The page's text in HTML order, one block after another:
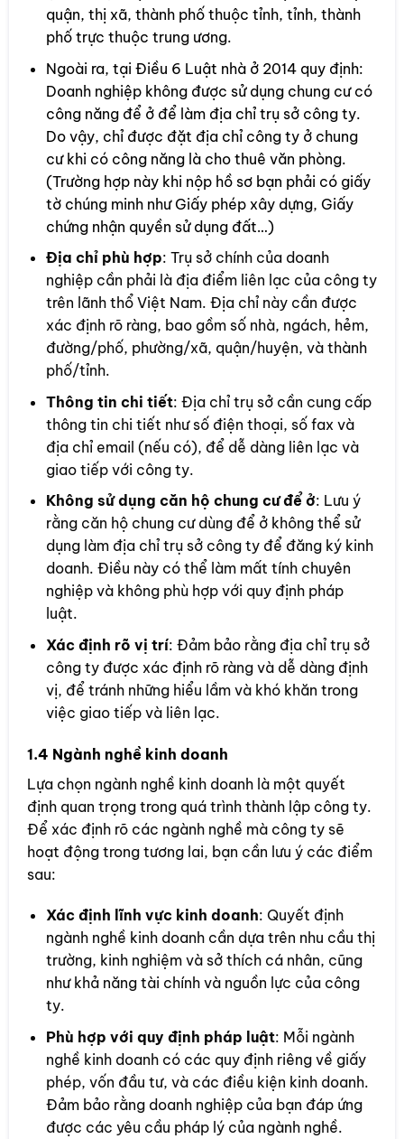
quận, thị xã, thành phố thuộc tỉnh, tỉnh, thành
phố trực thuộc trung ương.
Ngoài ra, tại Điều 6 Luật nhà ở 2014 quy định:
Doanh nghiệp không được sử dụng chung cư có
công năng để ở để làm địa chỉ trụ sở công ty.
Do vậy, chỉ được đặt địa chỉ công ty ở chung
cư khi có công năng là cho thuê văn phòng.
(Trường hợp này khi nộp hồ sơ bạn phải có giấy
tờ chúng minh như Giấy phép xây dựng, Giấy
chứng nhận quyền sử dụng đất…)
Địa chỉ phù hợp: Trụ sở chính của doanh
nghiệp cần phải là địa điểm liên lạc của công ty
trên lãnh thổ Việt Nam. Địa chỉ này cần được
xác định rõ ràng, bao gồm số nhà, ngách, hẻm,
đường/phố, phường/xã, quận/huyện, và thành
phố/tỉnh.
Thông tin chi tiết: Địa chỉ trụ sở cần cung cấp
thông tin chi tiết như số điện thoại, số fax và
địa chỉ email (nếu có), để dễ dàng liên lạc và
giao tiếp với công ty.
Không sử dụng căn hộ chung cư để ở: Lưu ý
rằng căn hộ chung cư dùng để ở không thể sử
dụng làm địa chỉ trụ sở công ty để đăng ký kinh
doanh. Điều này có thể làm mất tính chuyên
nghiệp và không phù hợp với quy định pháp
luật.
Xác định rõ vị trí: Đảm bảo rằng địa chỉ trụ sở
công ty được xác định rõ ràng và dễ dàng định
vị, để tránh những hiểu lầm và khó khăn trong
việc giao tiếp và liên lạc.
1.4 Ngành nghề kinh doanh
Lựa chọn ngành nghề kinh doanh là một quyết
định quan trọng trong quá trình thành lập công ty.
Để xác định rõ các ngành nghề mà công ty sẽ
hoạt động trong tương lai, bạn cần lưu ý các điểm
sau:
Xác định lĩnh vực kinh doanh: Quyết định
ngành nghề kinh doanh cần dựa trên nhu cầu thị
trường, kinh nghiệm và sở thích cá nhân, cũng
như khả năng tài chính và nguồn lực của công
ty.
Phù hợp với quy định pháp luật: Mỗi ngành
nghề kinh doanh có các quy định riêng về giấy
phép, vốn đầu tư, và các điều kiện kinh doanh.
Đảm bảo rằng doanh nghiệp của bạn đáp ứng
được các yêu cầu pháp lý của ngành nghề.